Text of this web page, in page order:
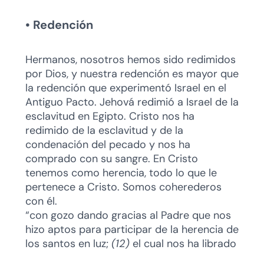
• Redención
Hermanos, nosotros hemos sido redimidos
por Dios, y nuestra redención es mayor que
la redención que experimentó Israel en el
Antiguo Pacto. Jehová redimió a Israel de la
esclavitud en Egipto. Cristo nos ha
redimido de la esclavitud y de la
condenación del pecado y nos ha
comprado con su sangre. En Cristo
tenemos como herencia, todo lo que le
pertenece a Cristo. Somos coherederos
con él.
“con gozo dando gracias al Padre que nos
hizo aptos para participar de la herencia de
los santos en luz; (12)el cual nos ha librado